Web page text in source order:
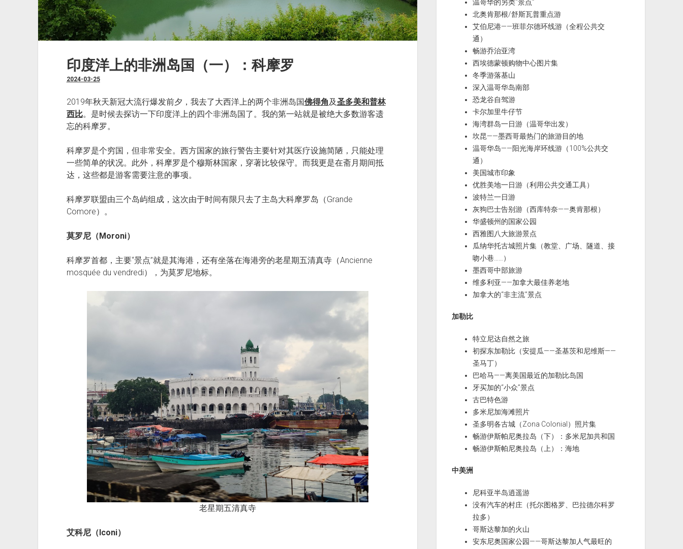
印度洋上的非洲岛国（一）：科摩罗
2024-03-25
2019年秋天新冠大流行爆发前夕，我去了大西洋上的两个非洲岛国佛得角及圣多美和普林
西比。是时候去探访一下印度洋上的四个非洲岛国了。我的第一站就是被绝大多数游客遗
忘的科摩罗。
科摩罗是个穷国，但非常安全。西方国家的旅行警告主要针对其医疗设施简陋，只能处理
一些简单的状况。此外，科摩罗是个穆斯林国家，穿著比较保守。而我更是在斋月期间抵
达，这些都是游客需要注意的事项。
科摩罗联盟由三个岛屿组成，这次由于时间有限只去了主岛大科摩罗岛（Grande
Comore）。
莫罗尼（Moroni）
科摩罗首都，主要“景点”就是其海港，还有坐落在海港旁的老星期五清真寺（Ancienne
mosquée du vendredi），为莫罗尼地标。
老星期五清真寺
艾科尼（Iconi）
温哥华的另类“景点”
北奥肯那根/舒斯瓦普重点游
艾伯尼港——班菲尔德环线游（全程公共交
通）
畅游乔治亚湾
西埃德蒙顿购物中心图片集
冬季游落基山
深入温哥华岛南部
恐龙谷自驾游
卡尔加里牛仔节
海湾群岛一日游（温哥华出发）
坎昆——墨西哥最热门的旅游目的地
温哥华岛——阳光海岸环线游（100%公共交
通）
美国城市印象
优胜美地一日游（利用公共交通工具）
波特兰一日游
灰狗巴士告别游（西库特奈——奥肯那根）
华盛顿州的国家公园
西雅图八大旅游景点
瓜纳华托古城照片集（教堂、广场、隧道、接
吻小巷……）
墨西哥中部旅游
维多利亚——加拿大最佳养老地
加拿大的“非主流”景点
加勒比
特立尼达自然之旅
初探东加勒比（安提瓜——圣基茨和尼维斯——
圣马丁）
巴哈马——离美国最近的加勒比岛国
牙买加的“小众”景点
古巴特色游
多米尼加海滩照片
圣多明各古城（Zona Colonial）照片集
畅游伊斯帕尼奥拉岛（下）：多米尼加共和国
畅游伊斯帕尼奥拉岛（上）：海地
中美洲
尼科亚半岛逍遥游
没有汽车的村庄（托尔图格罗、巴拉德尔科罗
拉多）
哥斯达黎加的火山
安东尼奥国家公园——哥斯达黎加人气最旺的